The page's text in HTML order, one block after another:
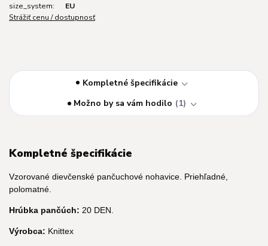
size_system:
EU
Strážiť cenu / dostupnosť
Kompletné špecifikácie
Možno by sa vám hodilo
1
Kompletné špecifikácie
Vzorované dievčenské pančuchové nohavice. Priehľadné,
polomatné.
Hrúbka pančúch: 20 DEN.
Výrobca: Knittex